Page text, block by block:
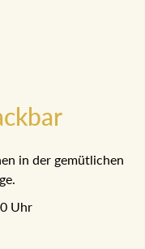
in der gemütlichen
Uhr